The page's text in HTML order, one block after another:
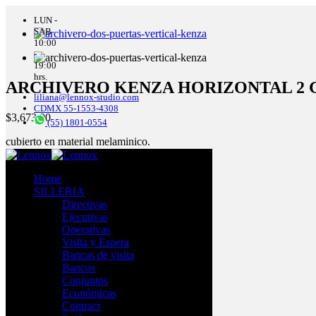
LUN -
SAB
10:00
-
19:00
hrs.
liliana@lennox-studio.com
CDMX 55-1553-4308
(55) 1801-0554
Home
SILLERIA
Directivas
Ejecutivas
Operativas
Visita y Espera
Bancas de visita
Bancos
Conjuntos
Económicas
Contract
ARCHIVERO KENZA HORIZONTAL 2
$3,673.00
cubierto en material melaminico.
MELAMINA